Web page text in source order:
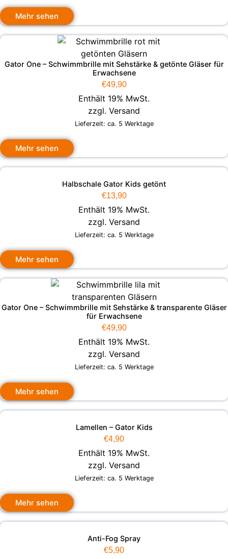
Mehr sehen
Gator One – Schwimmbrille mit Sehstärke & getönte Gläser für
Erwachsene
€49,90
Enthält 19% MwSt.
zzgl. Versand
Lieferzeit: ca. 5 Werktage
Mehr sehen
Halbschale Gator Kids getönt
€13,90
Enthält 19% MwSt.
zzgl. Versand
Lieferzeit: ca. 5 Werktage
Mehr sehen
Gator One – Schwimmbrille mit Sehstärke & transparente Gläser
für Erwachsene
€49,90
Enthält 19% MwSt.
zzgl. Versand
Lieferzeit: ca. 5 Werktage
Mehr sehen
Lamellen – Gator Kids
€4,90
Enthält 19% MwSt.
zzgl. Versand
Lieferzeit: ca. 5 Werktage
Mehr sehen
Anti-Fog Spray
€5,90